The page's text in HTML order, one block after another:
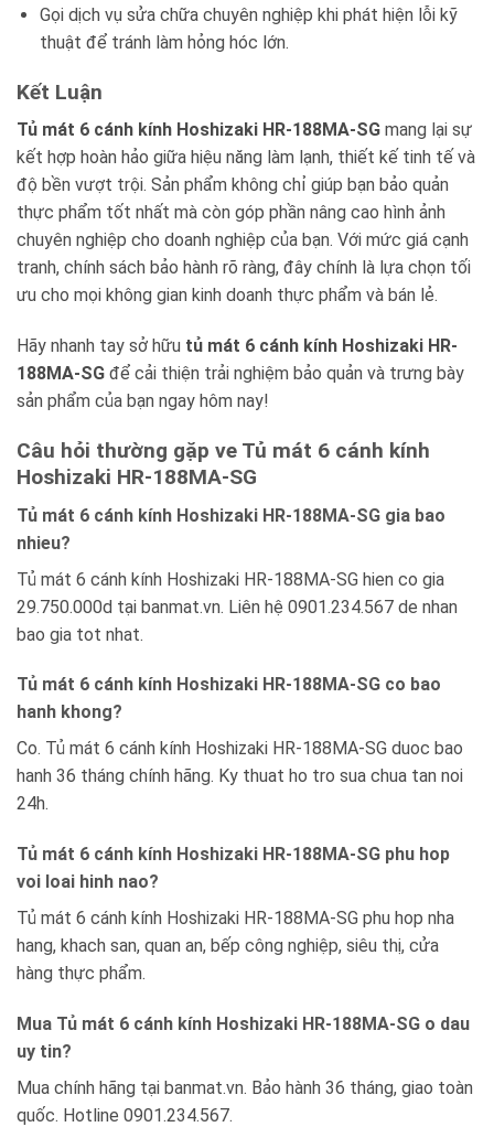
Gọi dịch vụ sửa chữa chuyên nghiệp khi phát hiện lỗi kỹ
thuật để tránh làm hỏng hóc lớn.
Kết Luận
Tủ mát 6 cánh kính Hoshizaki HR-188MA-SG mang lại sự
kết hợp hoàn hảo giữa hiệu năng làm lạnh, thiết kế tinh tế và
độ bền vượt trội. Sản phẩm không chỉ giúp bạn bảo quản
thực phẩm tốt nhất mà còn góp phần nâng cao hình ảnh
chuyên nghiệp cho doanh nghiệp của bạn. Với mức giá cạnh
tranh, chính sách bảo hành rõ ràng, đây chính là lựa chọn tối
ưu cho mọi không gian kinh doanh thực phẩm và bán lẻ.
Hãy nhanh tay sở hữu tủ mát 6 cánh kính Hoshizaki HR-
188MA-SG để cải thiện trải nghiệm bảo quản và trưng bày
sản phẩm của bạn ngay hôm nay!
Câu hỏi thường gặp ve Tủ mát 6 cánh kính
Hoshizaki HR-188MA-SG
Tủ mát 6 cánh kính Hoshizaki HR-188MA-SG gia bao
nhieu?
Tủ mát 6 cánh kính Hoshizaki HR-188MA-SG hien co gia
29.750.000d tại banmat.vn. Liên hệ 0901.234.567 de nhan
bao gia tot nhat.
Tủ mát 6 cánh kính Hoshizaki HR-188MA-SG co bao
hanh khong?
Co. Tủ mát 6 cánh kính Hoshizaki HR-188MA-SG duoc bao
hanh 36 tháng chính hãng. Ky thuat ho tro sua chua tan noi
24h.
Tủ mát 6 cánh kính Hoshizaki HR-188MA-SG phu hop
voi loai hinh nao?
Tủ mát 6 cánh kính Hoshizaki HR-188MA-SG phu hop nha
hang, khach san, quan an, bếp công nghiệp, siêu thị, cửa
hàng thực phẩm.
Mua Tủ mát 6 cánh kính Hoshizaki HR-188MA-SG o dau
uy tin?
Mua chính hãng tại banmat.vn. Bảo hành 36 tháng, giao toàn
quốc. Hotline 0901.234.567.